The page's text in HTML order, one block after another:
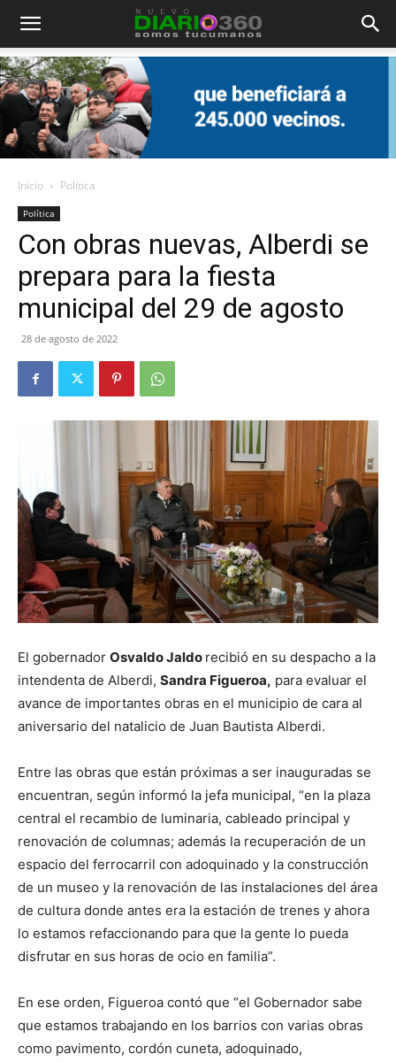
Diario
360
Inicio Política
Política
Con obras nuevas, Alberdi se
prepara para la fiesta
municipal del 29 de agosto
28 de agosto de 2022
El gobernador Osvaldo Jaldo recibió en su despacho a la
intendenta de Alberdi, Sandra Figueroa, para evaluar el
avance de importantes obras en el municipio de cara al
aniversario del natalicio de Juan Bautista Alberdi.
Entre las obras que están próximas a ser inauguradas se
encuentran, según informó la jefa municipal, “en la plaza
central el recambio de luminaria, cableado principal y
renovación de columnas; además la recuperación de un
espacio del ferrocarril con adoquinado y la construcción
de un museo y la renovación de las instalaciones del área
de cultura donde antes era la estación de trenes y ahora
lo estamos refaccionando para que la gente lo pueda
disfrutar en sus horas de ocio en familia”.
En ese orden, Figueroa contó que “el Gobernador sabe
que estamos trabajando en los barrios con varias obras
como pavimento, cordón cuneta, adoquinado,